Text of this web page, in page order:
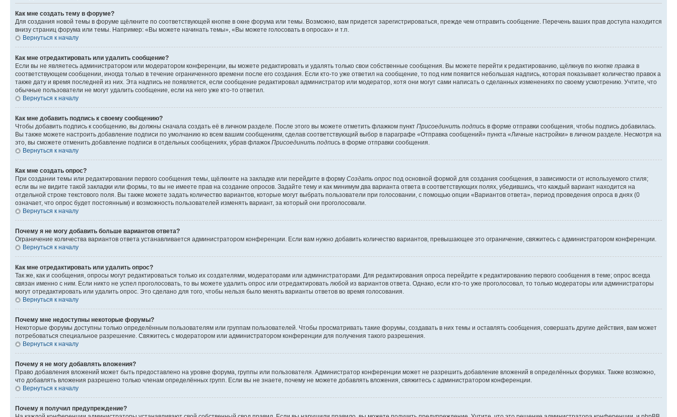
Как мне создать тему в форуме?
Для создания новой темы в форуме щёлкните по соответствующей кнопке в окне форума или темы. Возможно, вам придется зарегистрироваться, прежде чем отправить сообщение. Перечень ваших прав доступа находится
внизу страниц форума или темы. Например: «Вы можете начинать темы», «Вы можете голосовать в опросах» и т.п.
Вернуться к началу
Как мне отредактировать или удалить сообщение?
Если вы не являетесь администратором или модератором конференции, вы можете редактировать и удалять только свои собственные сообщения. Вы можете перейти к редактированию, щёлкнув по кнопке правка в
соответствующем сообщении, иногда только в течение ограниченного времени после его создания. Если кто-то уже ответил на сообщение, то под ним появится небольшая надпись, которая показывает количество правок а
также дату и время последней из них. Эта надпись не появляется, если сообщение редактировал администратор или модератор, хотя они могут сами написать о сделанных изменениях по своему усмотрению. Учтите, что
обычные пользователи не могут удалить сообщение, если на него уже кто-то ответил.
Вернуться к началу
Как мне добавить подпись к своему сообщению?
Чтобы добавить подпись к сообщению, вы должны сначала создать её в личном разделе. После этого вы можете отметить флажком пункт Присоединить подпись в форме отправки сообщения, чтобы подпись добавилась.
Вы также можете настроить добавление подписи по умолчанию ко всем вашим сообщениям, сделав соответствующий выбор в параграфе «Отправка сообщений» пункта «Личные настройки» в личном разделе. Несмотря на
это, вы сможете отменить добавление подписи в отдельных сообщениях, убрав флажок Присоединить подпись в форме отправки сообщения.
Вернуться к началу
Как мне создать опрос?
При создании темы или редактировании первого сообщения темы, щёлкните на закладке или перейдите в форму Создать опрос под основной формой для создания сообщения, в зависимости от используемого стиля;
если вы не видите такой закладки или формы, то вы не имеете прав на создание опросов. Задайте тему и как минимум два варианта ответа в соответствующих полях, убедившись, что каждый вариант находится на
отдельной строке текстового поля. Вы также можете задать количество вариантов, которые могут выбрать пользователи при голосовании, с помощью опции «Вариантов ответа», период проведения опроса в днях (0
означает, что опрос будет постоянным) и возможность пользователей изменять вариант, за который они проголосовали.
Вернуться к началу
Почему я не могу добавить больше вариантов ответа?
Ограничение количества вариантов ответа устанавливается администратором конференции. Если вам нужно добавить количество вариантов, превышающее это ограничение, свяжитесь с администратором конференции.
Вернуться к началу
Как мне отредактировать или удалить опрос?
Так же, как и сообщения, опросы могут редактироваться только их создателями, модераторами или администраторами. Для редактирования опроса перейдите к редактированию первого сообщения в теме; опрос всегда
связан именно с ним. Если никто не успел проголосовать, то вы можете удалить опрос или отредактировать любой из вариантов ответа. Однако, если кто-то уже проголосовал, то только модераторы или администраторы
могут отредактировать или удалить опрос. Это сделано для того, чтобы нельзя было менять варианты ответов во время голосования.
Вернуться к началу
Почему мне недоступны некоторые форумы?
Некоторые форумы доступны только определённым пользователям или группам пользователей. Чтобы просматривать такие форумы, создавать в них темы и оставлять сообщения, совершать другие действия, вам может
потребоваться специальное разрешение. Свяжитесь с модератором или администратором конференции для получения такого разрешения.
Вернуться к началу
Почему я не могу добавлять вложения?
Право добавления вложений может быть предоставлено на уровне форума, группы или пользователя. Администратор конференции может не разрешить добавление вложений в определённых форумах. Также возможно,
что добавлять вложения разрешено только членам определённых групп. Если вы не знаете, почему не можете добавлять вложения, свяжитесь с администратором конференции.
Вернуться к началу
Почему я получил предупреждение?